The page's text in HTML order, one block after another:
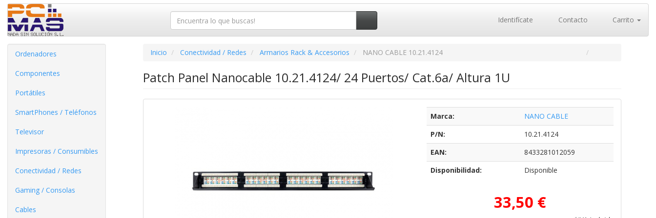
Identifícate Contacto Carrito
Ordenadores
Componentes
Portátiles
SmartPhones / Teléfonos
Televisor
Impresoras / Consumibles
Conectividad / Redes
Gaming / Consolas
Cables
Inicio Conectividad / Redes Armarios Rack & Accesorios NANO CABLE 10.21.4124
Patch Panel Nanocable 10.21.4124/ 24 Puertos/ Cat.6a/ Altura 1U
Marca:
NANO CABLE
P/N:
10.21.4124
EAN:
8433281012059
Disponibilidad:
Disponible
33,50 €